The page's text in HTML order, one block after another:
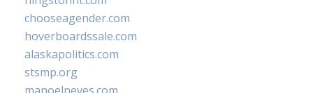
chooseagender.com
hoverboardssale.com
alaskapolitics.com
stsmp.org